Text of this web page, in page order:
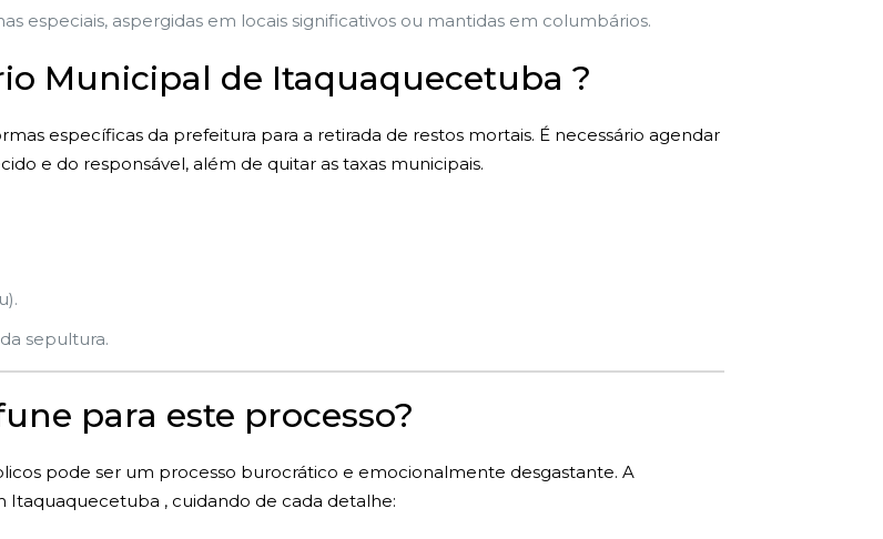
especiais, aspergidas em locais significativos ou mantidas em columbários.
Municipal de Itaquaquecetuba ?
específicas da prefeitura para a retirada de restos mortais. É necessário agendar
e do responsável, além de quitar as taxas municipais.
sepultura.
para este processo?
pode ser um processo burocrático e emocionalmente desgastante. A
, cuidando de cada detalhe: